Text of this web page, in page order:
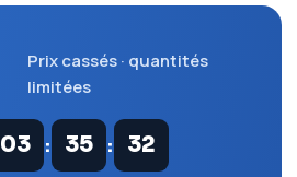
Prix cassés · quantités
limitées
03 : 35 : 32